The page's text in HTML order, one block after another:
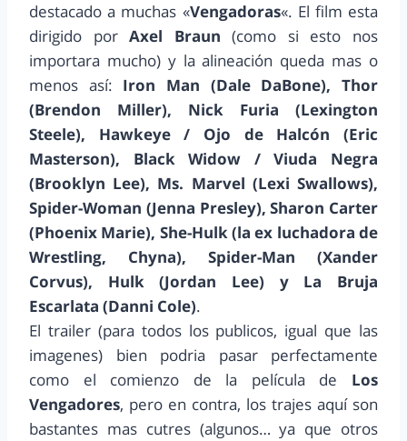
destacado a muchas «Vengadoras«. El film esta
dirigido porAxel Braun (como si esto nos
importara mucho) y la alineación queda mas o
menos así: Iron Man (Dale DaBone), Thor
(Brendon Miller), Nick Furia (Lexington
Steele), Hawkeye / Ojo de Halcón (Eric
Masterson), Black Widow / Viuda Negra
(Brooklyn Lee), Ms. Marvel (Lexi Swallows),
Spider-Woman (Jenna Presley), Sharon Carter
(Phoenix Marie), She-Hulk (la ex luchadora de
Wrestling, Chyna), Spider-Man (Xander
Corvus), Hulk (Jordan Lee) y La Bruja
Escarlata (Danni Cole).
El trailer (para todos los publicos, igual que las
imagenes) bien podria pasar perfectamente
como el comienzo de la película de Los
Vengadores, pero en contra, los trajes aquí son
bastantes mas cutres (algunos… ya que otros